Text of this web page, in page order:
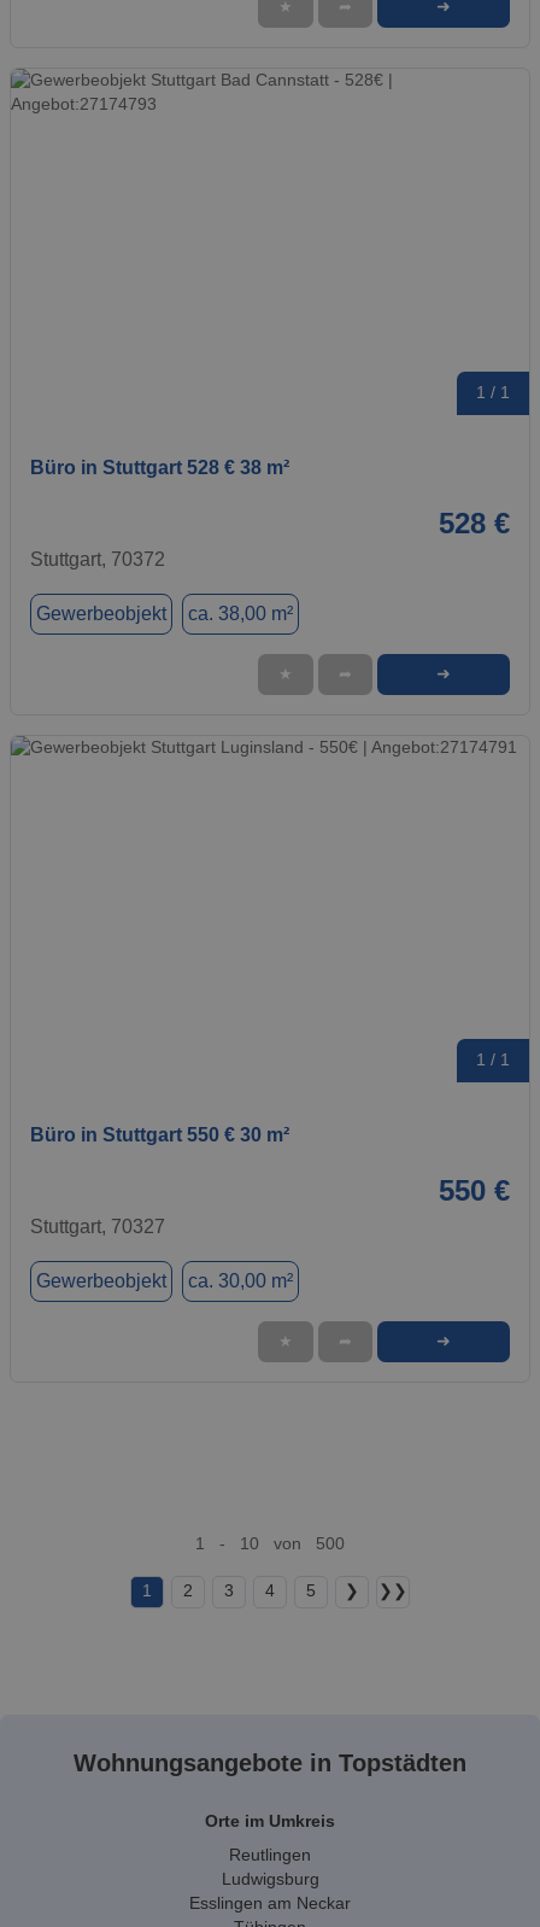
★ ➦ ➜
1 / 1
Büro in Stuttgart 528 € 38 m²
528 €
Stuttgart, 70372
Gewerbeobjekt ca. 38,00 m²
★ ➦ ➜
1 / 1
Büro in Stuttgart 550 € 30 m²
550 €
Stuttgart, 70327
Gewerbeobjekt ca. 30,00 m²
★ ➦ ➜
1 - 10 von 500
1 2 3 4 5 ❯ ❯❯
Wohnungsangebote in Topstädten
Orte im Umkreis
Reutlingen
Ludwigsburg
Esslingen am Neckar